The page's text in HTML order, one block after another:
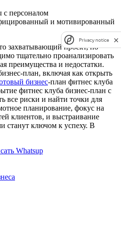
персоналом
и мотивированный
захватывающий проект, но
тщательно проанализировать
преимущества и недостатки.
план, включая как открыть
бизнес-план фитнес клуба
фитнес клуба бизнес-план с
все риски и найти точки для
планирование, фокус на
клиентов, и выстраивание
станут ключом к успеху. В
Whatsup
Privacy notice